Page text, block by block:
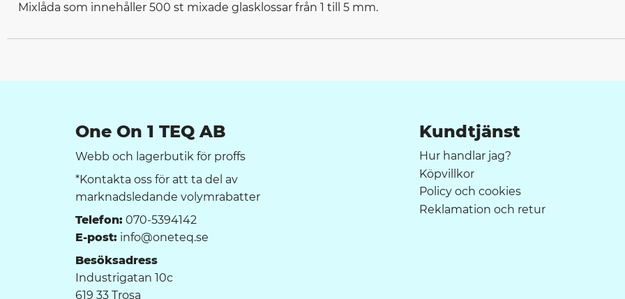
Mixlåda som innehåller 500 st mixade glasklossar från 1 till 5 mm.
One On 1 TEQ AB
Webb och lagerbutik för proffs
*Kontakta oss för att ta del av
marknadsledande volymrabatter
Telefon: 070-5394142
E-post: info@oneteq.se
Besöksadress
Industrigatan 10c
619 33 Trosa
Kundtjänst
Hur handlar jag?
Köpvillkor
Policy och cookies
Reklamation och retur